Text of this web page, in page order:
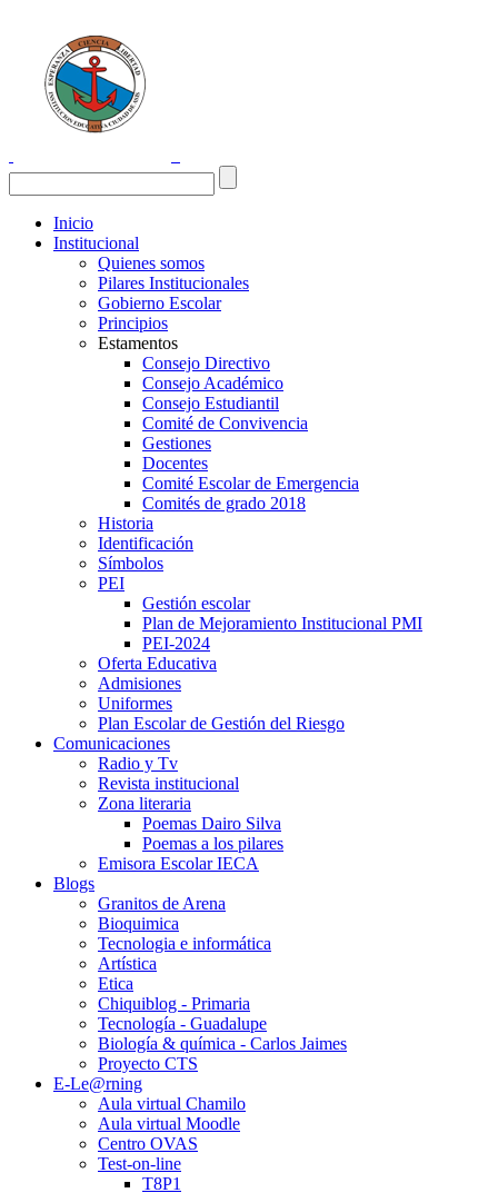
Inicio
Institucional
Quienes somos
Pilares Institucionales
Gobierno Escolar
Principios
Estamentos
Consejo Directivo
Consejo Académico
Consejo Estudiantil
Comité de Convivencia
Gestiones
Docentes
Comité Escolar de Emergencia
Comités de grado 2018
Historia
Identificación
Símbolos
PEI
Gestión escolar
Plan de Mejoramiento Institucional PMI
PEI-2024
Oferta Educativa
Admisiones
Uniformes
Plan Escolar de Gestión del Riesgo
Comunicaciones
Radio y Tv
Revista institucional
Zona literaria
Poemas Dairo Silva
Poemas a los pilares
Emisora Escolar IECA
Blogs
Granitos de Arena
Bioquimica
Tecnologia e informática
Artística
Etica
Chiquiblog - Primaria
Tecnología - Guadalupe
Biología & química - Carlos Jaimes
Proyecto CTS
E-Le@rning
Aula virtual Chamilo
Aula virtual Moodle
Centro OVAS
Test-on-line
T8P1